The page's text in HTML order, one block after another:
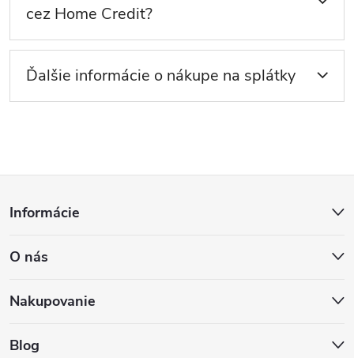
cez Home Credit?
Ďalšie informácie o nákupe na splátky
p
ä
Informácie
O nás
Nakupovanie
Blog